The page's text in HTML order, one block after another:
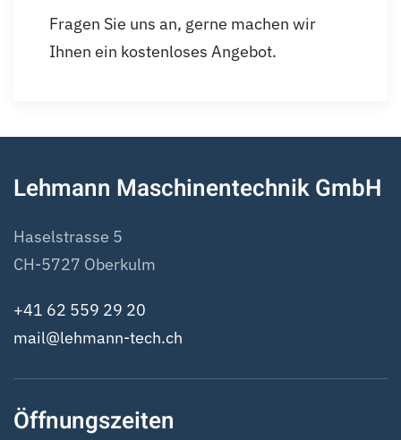
Fragen Sie uns an, gerne machen wir
Ihnen ein kostenloses Angebot.
Lehmann Maschinentechnik GmbH
Haselstrasse 5
CH-5727 Oberkulm
+41 62 559 29 20
mail@lehmann-tech.ch
Öffnungszeiten